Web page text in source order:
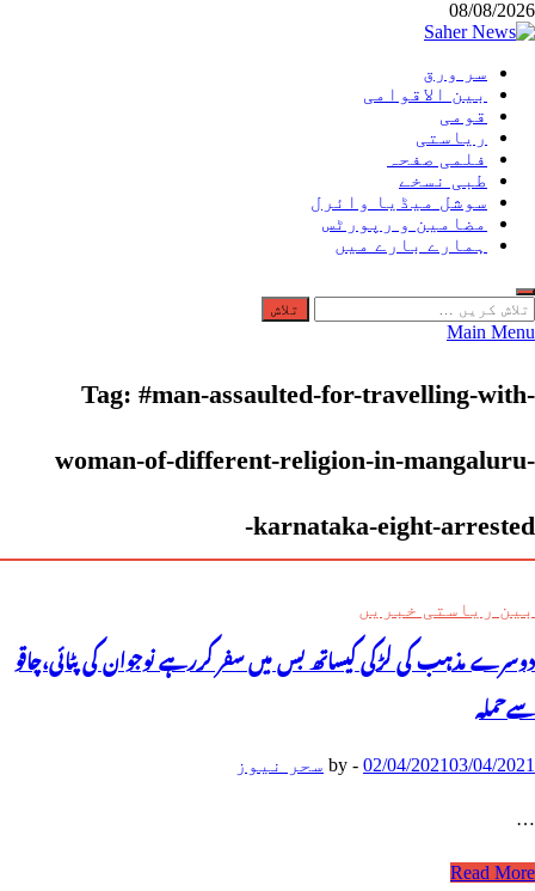
Skip
to
08/08/2026
Saher News
نیوز پورٹل
سر ورق
بین الاقوامی
قومی
ریاستی
فلمی صفحہ
طبی نسخے
سوشل میڈیا وائرل
مضامین و رپورٹس
ہمارے بارے میں
تلاش
کریں
Main Menu
Tag: #man-assaulted-for-travelling-with-
woman-of-different-religion-in-mangaluru-
karnataka-eight-arrested-
بین ریاستی خبریں
دوسرے مذہب کی لڑکی کیساتھ بس میں سفر کررہے نوجوان کی پٹائی،چاقو
سےحملہ
02/04/202103/04/2021
-
by سحر نیوز
…
دوسرے
Read More